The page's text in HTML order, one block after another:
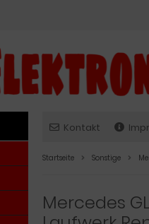
Kontakt
Startseite Sonstige
Mercedes